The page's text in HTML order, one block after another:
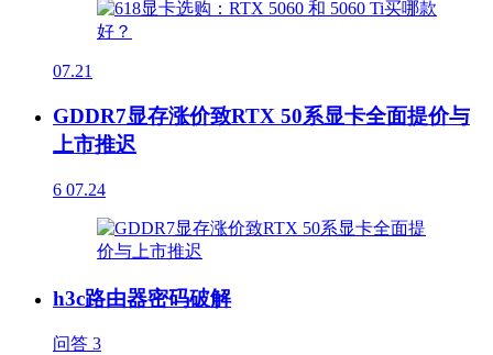
07.21
GDDR7显存涨价致RTX 50系显卡全面提价与
上市推迟
6 07.24
h3c路由器密码破解
问答 3